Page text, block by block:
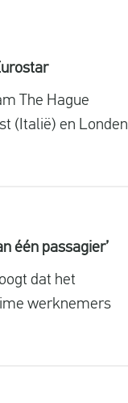
The Hague
(Italië) en Londen
één passagier’
dat het
werknemers